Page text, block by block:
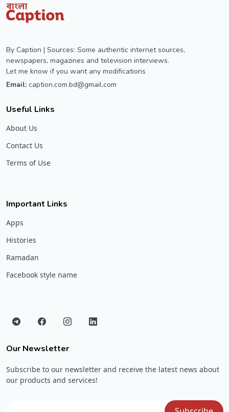
By Caption | Sources: Some authentic internet sources,
newspapers, magazines and television interviews.
Let me know if you want any modifications
Email: caption.com.bd@gmail.com
Useful Links
About Us
Contact Us
Terms of Use
Important Links
Apps
Histories
Ramadan
Facebook style name
Our Newsletter
Subscribe to our newsletter and receive the latest news about
our products and services!